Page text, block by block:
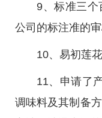
9、标准三个
公司的标注准的
10、易初莲
11、申请了
调味料及其制备